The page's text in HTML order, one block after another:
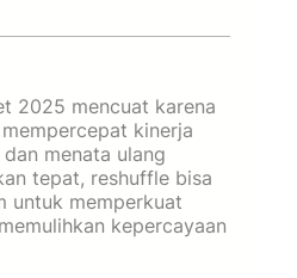
2025 mencuat karena
kinerja
menata ulang
tepat, reshuffle bisa
untuk memperkuat
kepercayaan